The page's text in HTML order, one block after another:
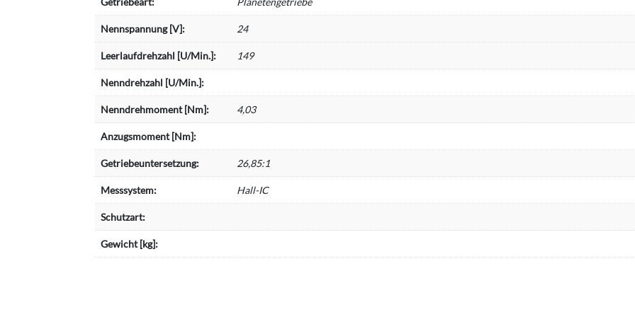
Nennspannung [V]: 24
Leerlaufdrehzahl [U/Min.]: 149
Nenndrehzahl [U/Min.]:
Nenndrehmoment [Nm]: 4,03
Anzugsmoment [Nm]:
Getriebeuntersetzung: 26,85:1
Messsystem: Hall-IC
Schutzart:
Gewicht [kg]: